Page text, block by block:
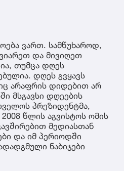
ვართ. სამწუხაროდ,
და მივიღეთ
თუმცა დღეს
დღეს გვყავს
არაფრის დიდებით არ
მსგავსი დღეების
პრეზიდენტმა,
წლის აგვისტოს ომის
მედიასთან
და იმ პერიოდში
ნაბიჯები